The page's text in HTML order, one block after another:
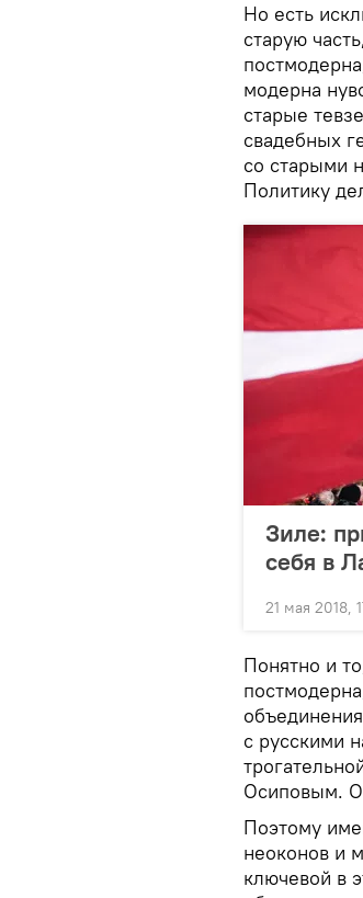
Но есть
старую
модерна
старые
свадебных
со старыми
Политику
Зиле:
себя в
21 мая 2018,
Понятно и
с русскими
Осиповым.
Поэтому
неоконов и
ключевой в